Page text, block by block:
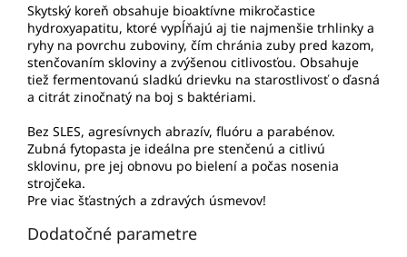
Skytský koreň obsahuje bioaktívne mikročastice
hydroxyapatitu, ktoré vypĺňajú aj tie najmenšie trhlinky a
ryhy na povrchu zuboviny, čím chránia zuby pred kazom,
stenčovaním skloviny a zvýšenou citlivosťou. Obsahuje
tiež fermentovanú sladkú drievku na starostlivosť o ďasná
a citrát zinočnatý na boj s baktériami.
Bez SLES, agresívnych abrazív, fluóru a parabénov.
Zubná fytopasta je ideálna pre stenčenú a citlivú
sklovinu, pre jej obnovu po bielení a počas nosenia
strojčeka.
Pre viac šťastných a zdravých úsmevov!
Dodatočné parametre